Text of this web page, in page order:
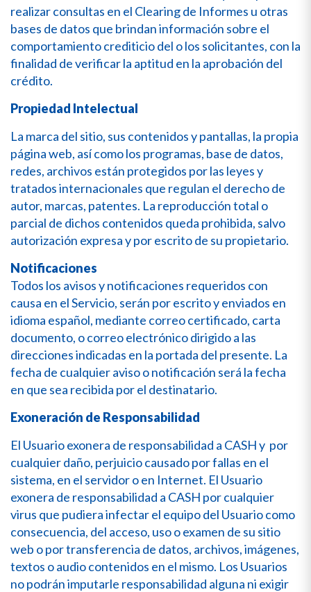
realizar consultas en el Clearing de Informes u otras
bases de datos que brindan información sobre el
comportamiento crediticio del o los solicitantes, con la
finalidad de verificar la aptitud en la aprobación del
crédito.
Propiedad Intelectual
La marca del sitio, sus contenidos y pantallas, la propia
página web, así como los programas, base de datos,
redes, archivos están protegidos por las leyes y
tratados internacionales que regulan el derecho de
autor, marcas, patentes. La reproducción total o
parcial de dichos contenidos queda prohibida, salvo
autorización expresa y por escrito de su propietario.
Notificaciones
Todos los avisos y notificaciones requeridos con
causa en el Servicio, serán por escrito y enviados en
idioma español, mediante correo certificado, carta
documento, o correo electrónico dirigido a las
direcciones indicadas en la portada del presente. La
fecha de cualquier aviso o notificación será la fecha
en que sea recibida por el destinatario.
Exoneración de Responsabilidad
El Usuario exonera de responsabilidad a CASH y por
cualquier daño, perjuicio causado por fallas en el
sistema, en el servidor o en Internet. El Usuario
exonera de responsabilidad a CASH por cualquier
virus que pudiera infectar el equipo del Usuario como
consecuencia, del acceso, uso o examen de su sitio
web o por transferencia de datos, archivos, imágenes,
textos o audio contenidos en el mismo. Los Usuarios
no podrán imputarle responsabilidad alguna ni exigir